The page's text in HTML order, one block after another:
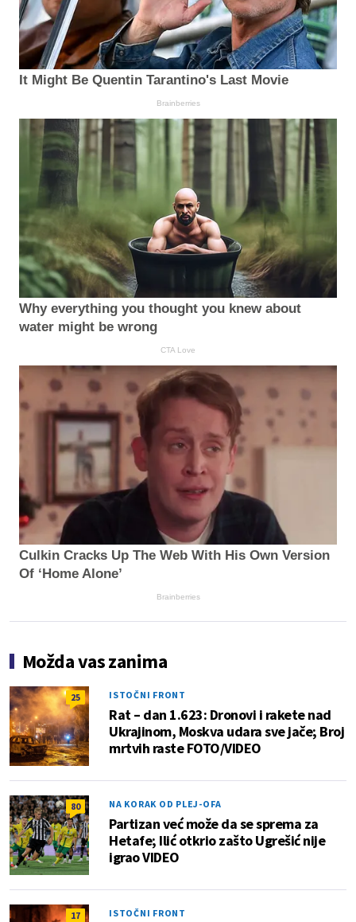
It Might Be Quentin Tarantino's Last Movie
Brainberries
Why everything you thought you knew about
water might be wrong
CTA Love
Culkin Cracks Up The Web With His Own Version
Of ‘Home Alone’
Brainberries
Možda vas zanima
25 ISTOČNI FRONT
Rat – dan 1.623: Dronovi i rakete nad
Ukrajinom, Moskva udara sve jače; Broj
mrtvih raste FOTO/VIDEO
80 NA KORAK OD PLEJ-OFA
Partizan već može da se sprema za
Hetafe; Ilić otkrio zašto Ugrešić nije
igrao VIDEO
17 ISTOČNI FRONT